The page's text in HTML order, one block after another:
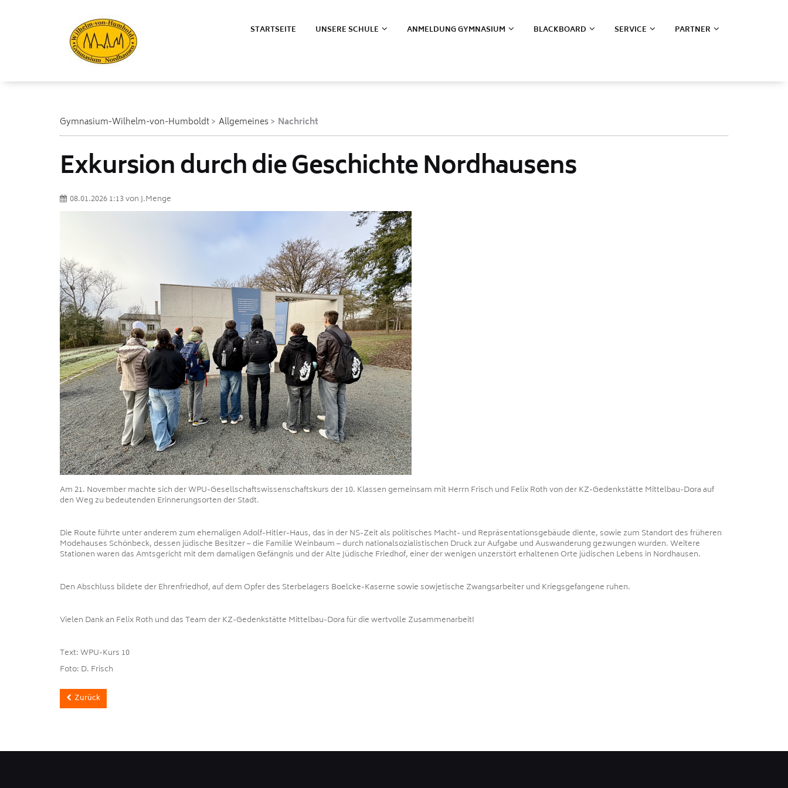
STARTSEITE UNSERE SCHULE ANMELDUNG GYMNASIUM BLACKBOARD SERVICE PARTNER
Gymnasium-Wilhelm-von-Humboldt Allgemeines Nachricht
Exkursion durch die Geschichte Nordhausens
08.01.2026 1:13vonJ.Menge
Am 21. November machte sich der WPU-Gesellschaftswissenschaftskurs der 10. Klassen gemeinsam mit Herrn Frisch und Felix Roth von der KZ-Gedenkstätte Mittelbau-Dora auf
den Weg zu bedeutenden Erinnerungsorten der Stadt.
Die Route führte unter anderem zum ehemaligen Adolf-Hitler-Haus, das in der NS-Zeit als politisches Macht- und Repräsentationsgebäude diente, sowie zum Standort des früheren
Modehauses Schönbeck, dessen jüdische Besitzer – die Familie Weinbaum – durch nationalsozialistischen Druck zur Aufgabe und Auswanderung gezwungen wurden. Weitere
Stationen waren das Amtsgericht mit dem damaligen Gefängnis und der Alte Jüdische Friedhof, einer der wenigen unzerstört erhaltenen Orte jüdischen Lebens in Nordhausen.
Den Abschluss bildete der Ehrenfriedhof, auf dem Opfer des Sterbelagers Boelcke-Kaserne sowie sowjetische Zwangsarbeiter und Kriegsgefangene ruhen.
Vielen Dank an Felix Roth und das Team der KZ-Gedenkstätte Mittelbau-Dora für die wertvolle Zusammenarbeit!
Text: WPU-Kurs 10
Foto: D. Frisch
Zurück